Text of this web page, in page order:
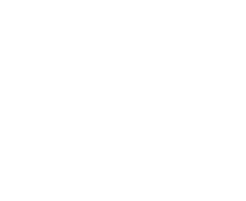
MOHON MAAF ATAS